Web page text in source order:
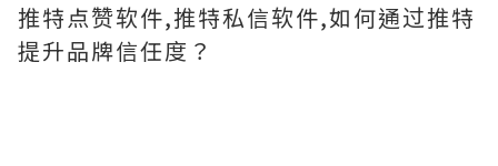
推特点赞软件,推特私信软件,如何通过推特
提升品牌信任度？